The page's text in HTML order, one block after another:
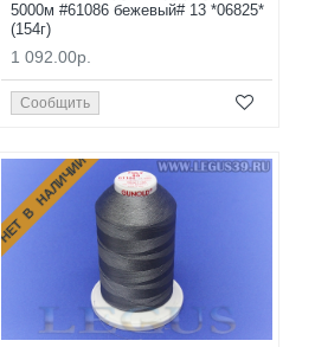
5000м #61086 бежевый# 13 *06825*
(154г)
1 092.00р.
Сообщить
НЕТ В НАЛИЧИИ